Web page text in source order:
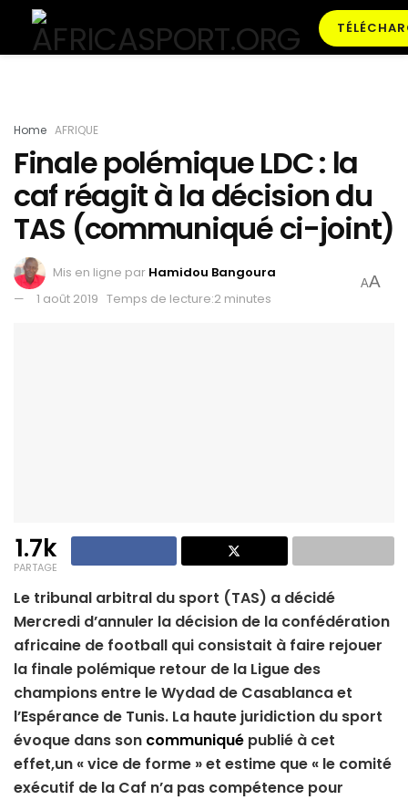
Home AFRIQUE
Finale polémique LDC : la
caf réagit à la décision du
TAS (communiqué ci-joint)
Mis en ligne par Hamidou Bangoura
1 août 2019 Temps de lecture:2 minutes
AA
1.7k
PARTAGE
Le tribunal arbitral du sport (TAS) a décidé
Mercredi d’annuler la décision de la confédération
africaine de football qui consistait à faire rejouer
la finale polémique retour de la Ligue des
champions entre le Wydad de Casablanca et
l’Espérance de Tunis. La haute juridiction du sport
évoque dans son communiqué publié à cet
effet,un « vice de forme » et estime que « le comité
exécutif de la Caf n’a pas compétence pour